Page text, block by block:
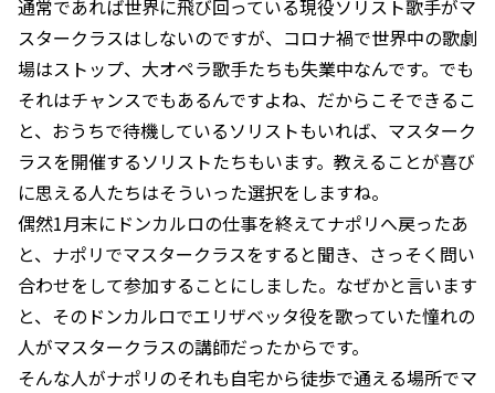
通常であれば世界に飛び回っている現役ソリスト歌手がマ
スタークラスはしないのですが、コロナ禍で世界中の歌劇
場はストップ、大オペラ歌手たちも失業中なんです。でも
それはチャンスでもあるんですよね、だからこそできるこ
と、おうちで待機しているソリストもいれば、マスターク
ラスを開催するソリストたちもいます。教えることが喜び
に思える人たちはそういった選択をしますね。
偶然1月末にドンカルロの仕事を終えてナポリへ戻ったあ
と、ナポリでマスタークラスをすると聞き、さっそく問い
合わせをして参加することにしました。なぜかと言います
と、そのドンカルロでエリザベッタ役を歌っていた憧れの
人がマスタークラスの講師だったからです。
そんな人がナポリのそれも自宅から徒歩で通える場所でマ